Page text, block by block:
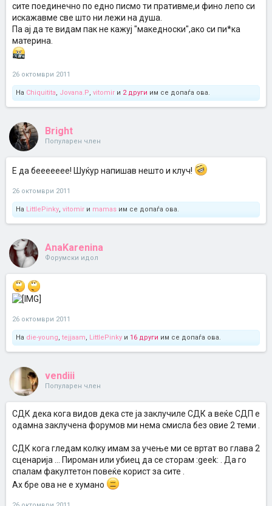
сите поединечно по едно писмо ти пративме,и фино лепо си
искажавме све што ни лежи на душа.
Па ај да те видам пак не кажуј "македноски",ако си пи*ка
материна.
26 октомври 2011
На Chiquitita, Jovana.P, vitomir и 2 други им се допаѓа ова.
Bright
Популарен член
Е да беееееее! Шуќур напишав нешто и клуч!
26 октомври 2011
На LittlePinky, vitomir и mamas им се допаѓа ова.
AnaKarenina
Форумски идол
26 октомври 2011
На die-young, tejjaam, LittlePinky и 16 други им се допаѓа ова.
vendiii
Популарен член
СДК дека кога видов дека сте ја заклучиле СДК а веќе СДП е
одамна заклучена форумов ми нема смисла без овие 2 теми .
СДК кога гледам колку имам за учење ми се вртат во глава 2
сценарија ... Пироман или убиец да се сторам :geek: . Да го
спалам факултетон повеќе корист за сите .
Ах бре ова не е хумано